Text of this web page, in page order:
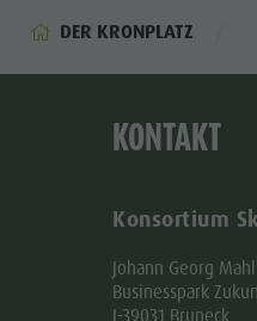
DER KRONPLATZ
KONTAKT
Konsortium
Johann Georg
Businesspark
I-39031 Bruneck